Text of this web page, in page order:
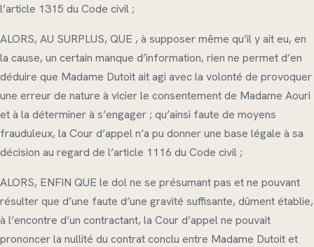
l’article 1315 du Code civil ;
ALORS, AU SURPLUS, QUE , à supposer même qu’il y ait eu, en
la cause, un certain manque d’information, rien ne permet d’en
déduire que Madame Dutoit ait agi avec la volonté de provoquer
une erreur de nature à vicier le consentement de Madame Aouri
et à la déterminer à s’engager ; qu’ainsi faute de moyens
frauduleux, la Cour d’appel n’a pu donner une base légale à sa
décision au regard de l’article 1116 du Code civil ;
ALORS, ENFIN QUE le dol ne se présumant pas et ne pouvant
résulter que d’une faute d’une gravité suffisante, dûment établie,
à l’encontre d’un contractant, la Cour d’appel ne pouvait
prononcer la nullité du contrat conclu entre Madame Dutoit et